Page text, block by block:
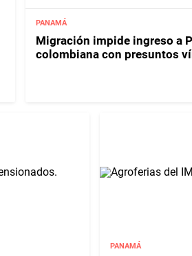
PANAMÁ
Migración impide ingreso a
colombiana con presuntos
PANAMÁ